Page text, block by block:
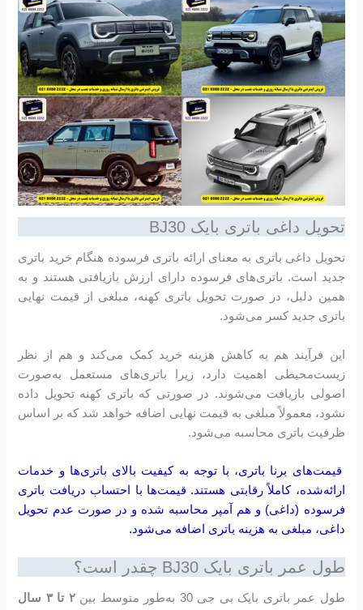
تحویل داغی باتری بایک BJ30
تحویل داغی باتری به معنای ارائه باتری فرسوده هنگام خرید باتری
جدید است. باتری‌های فرسوده دارای ارزش بازیافتی هستند و به
همین دلیل، در صورت تحویل باتری کهنه، مبلغی از قیمت نهایی
باتری جدید کسر می‌شود.
این فرآیند هم به کاهش هزینه خرید کمک می‌کند و هم از نظر
زیست‌محیطی اهمیت دارد، زیرا باتری‌های مستعمل به‌صورت
اصولی بازیافت می‌شوند. در صورتی که باتری کهنه تحویل داده
نشود، معمولاً مبلغی به قیمت نهایی اضافه خواهد شد که بر اساس
ظرفیت باتری محاسبه می‌شود.
قیمت‌های برنا باتری، با توجه به کیفیت بالای باتری‌ها و خدمات
ارائه‌شده، کاملاً رقابتی هستند. قیمت‌ها با احتساب دریافت باتری
فرسوده (داغی) و هم آمپر محاسبه شده و در صورت عدم تحویل
داغی، مبلغی به هزینه باتری اضافه می‌شود.
طول عمر باتری بایک BJ30 چقدر است؟
طول عمر باتری بایک بی جی 30 به‌طور متوسط بین
۲ تا ۳ سال